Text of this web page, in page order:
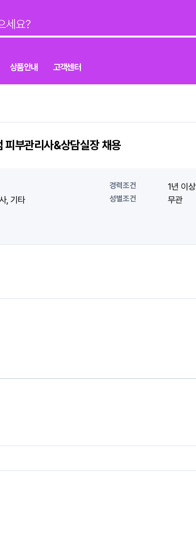
상품안내 고객센터
피부관리사&상담실장 채용
기타
경력조건 1년 이상
성별조건 무관